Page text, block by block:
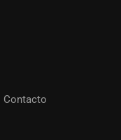
Contacto